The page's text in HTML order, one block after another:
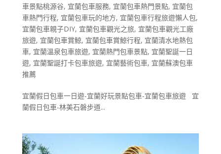
車景點桃源谷, 宜蘭包車服務, 宜蘭包車熱門景點, 宜蘭包
車熱門行程, 宜蘭包車玩的地方, 宜蘭包車行程旅遊懶人包,
宜蘭包車親子DIY, 宜蘭包車觀光之旅, 宜蘭包車觀光工廠
旅遊, 宜蘭包車賞鯨, 宜蘭包車賞鯨行程, 宜蘭清水地熱包
車, 宜蘭溫泉包車旅遊, 宜蘭熱門包車景點, 宜蘭聖誕一日
遊, 宜蘭聖誕打卡包車旅遊, 宜蘭藝術包車, 宜蘭蘇澳包車
推薦
宜蘭假日包車一日遊-宜蘭好玩景點包車-宜蘭包車旅遊 宜
蘭假日包車-林美石磐步道...